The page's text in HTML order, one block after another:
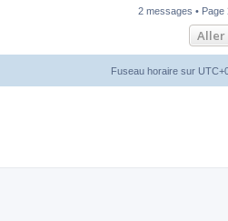
2 messages • Page
Aller
Fuseau horaire sur